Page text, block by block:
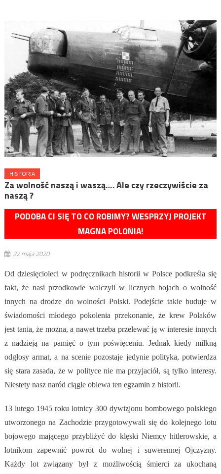
HISTORIA
Za wolność naszą i waszą…. Ale czy rzeczywiście za
naszą ?
PODOBA CI SIĘ TO CO ROBIMY? WESPRZYJ PROJEKT
MAGNA POLONIA!
22 maja 2020
Od dziesięcioleci w podręcznikach historii w Polsce podkreśla się
fakt, że nasi przodkowie walczyli w licznych bojach o wolność
innych na drodze do wolności Polski. Podejście takie buduje w
świadomości młodego pokolenia przekonanie, że krew Polaków
jest tania, że można, a nawet trzeba przelewać ją w interesie innych
z nadzieją na pamięć o tym poświęceniu. Jednak kiedy milkną
odgłosy armat, a na scenie pozostaje jedynie polityka, potwierdza
się stara zasada, że w polityce nie ma przyjaciół, są tylko interesy.
Niestety nasz naród ciągle oblewa ten egzamin z historii.
13 lutego 1945 roku lotnicy 300 dywizjonu bombowego polskiego
utworzonego na Zachodzie przygotowywali się do kolejnego lotu
bojowego mającego przybliżyć do klęski Niemcy hitlerowskie, a
lotnikom zapewnić powrót do wolnej i suwerennej Ojczyzny.
Każdy lot związany był z możliwością śmierci za ukochaną